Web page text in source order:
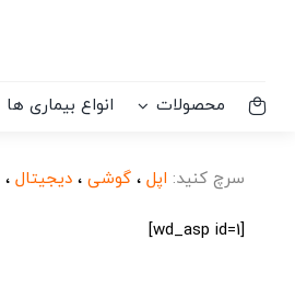
محصولات انواع بیماری ها
سرچ کنید: اپل ،گوشی ،دیجیتال ،
[wd_asp id=1]